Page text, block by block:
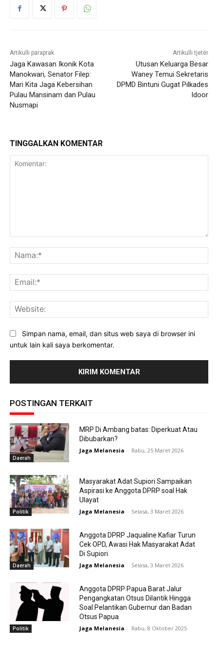
Artikulli paraprak
Jaga Kawasan Ikonik Kota
Manokwari, Senator Filep:
Mari Kita Jaga Kebersihan
Pulau Mansinam dan Pulau
Nusmapi
Artikulli tjetër
Utusan Keluarga Besar
Waney Temui Sekretaris
DPMD Bintuni Gugat Pilkades
Idoor
TINGGALKAN KOMENTAR
Simpan nama, email, dan situs web saya di browser ini
untuk lain kali saya berkomentar.
POSTINGAN TERKAIT
Daerah
MRP Di Ambang batas: Diperkuat Atau
Dibubarkan?
Jaga Melanesia - Rabu, 25 Maret 2026
Politik
Masyarakat Adat Supiori Sampaikan
Aspirasi ke Anggota DPRP soal Hak
Ulayat
Jaga Melanesia - Selasa, 3 Maret 2026
Daerah
Anggota DPRP Jaqualine Kafiar Turun
Cek OPD, Awasi Hak Masyarakat Adat
Di Supiori
Jaga Melanesia - Selasa, 3 Maret 2026
Politik
Anggota DPRP Papua Barat Jalur
Pengangkatan Otsus Dilantik Hingga
Soal Pelantikan Gubernur dan Badan
Otsus Papua
Jaga Melanesia - Rabu, 8 Oktober 2025